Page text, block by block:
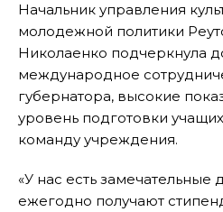
Начальник управления
молодежной политики
Николаенко подчеркнула
международное
губернатора, высокие
уровень подготовки
команду учреждения.
«У нас есть замечательные
ежегодно получают